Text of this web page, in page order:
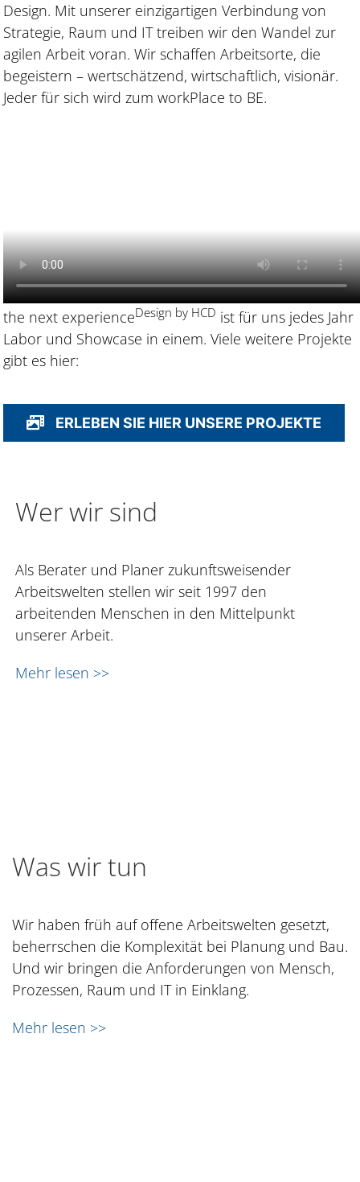
Design. Mit unserer einzigartigen Verbindung von
Strategie, Raum und IT treiben wir den Wandel zur
agilen Arbeit voran. Wir schaffen Arbeitsorte, die
begeistern – wertschätzend, wirtschaftlich, visionär.
Jeder für sich wird zum workPlace to BE.
the next experienceDesign by HCD ist für uns jedes Jahr
Labor und Showcase in einem. Viele weitere Projekte
gibt es hier:
ERLEBEN SIE HIER UNSERE PROJEKTE
Wer wir sind
Als Berater und Planer zukunftsweisender
Arbeitswelten stellen wir seit 1997 den
arbeitenden Menschen in den Mittelpunkt
unserer Arbeit.
Mehr lesen >>
Was wir tun
Wir haben früh auf offene Arbeitswelten gesetzt,
beherrschen die Komplexität bei Planung und Bau.
Und wir bringen die Anforderungen von Mensch,
Prozessen, Raum und IT in Einklang.
Mehr lesen >>